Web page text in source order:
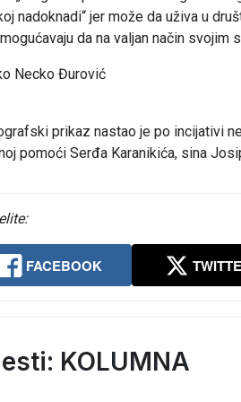
nadoknadi“ jer može da uživa u
da na valjan način
Necko Đurović
prikaz nastao je po incijativi
pomoći Serđa Karanikića, sina
FACEBOOK
KOLUMNA